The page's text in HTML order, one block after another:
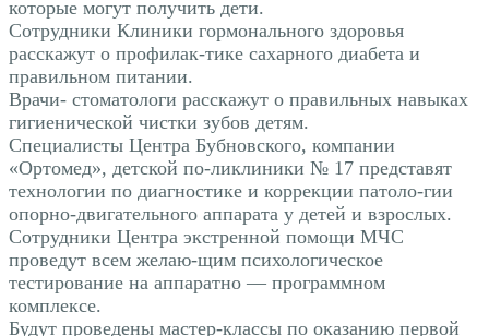
которые могут получить дети.
Сотрудники Клиники гормонального здоровья
расскажут о профилак-тике сахарного диабета и
правильном питании.
Врачи- стоматологи расскажут о правильных навыках
гигиенической чистки зубов детям.
Специалисты Центра Бубновского, компании
«Ортомед», детской по-ликлиники № 17 представят
технологии по диагностике и коррекции патоло-гии
опорно-двигательного аппарата у детей и взрослых.
Сотрудники Центра экстренной помощи МЧС
проведут всем желаю-щим психологическое
тестирование на аппаратно — программном
комплексе.
Будут проведены мастер-классы по оказанию первой